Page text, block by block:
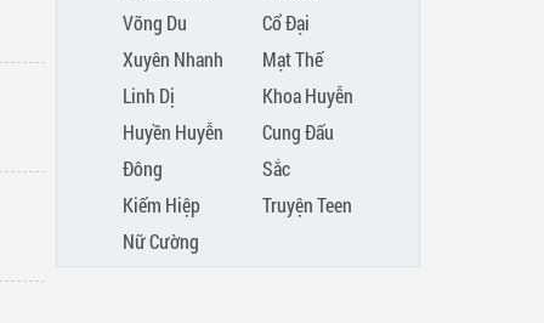
Võng Du
Cổ Đại
Xuyên Nhanh
Mạt Thế
Linh Dị
Khoa Huyễn
Huyền Huyễn
Cung Đấu
Đông
Phương
Sắc
Kiếm Hiệp
Truyện Teen
Nữ Cường